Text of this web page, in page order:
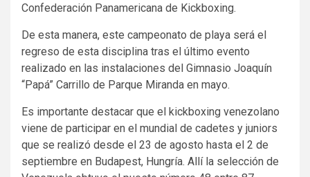
Confederación Panamericana de Kickboxing.
De esta manera, este campeonato de playa será el
regreso de esta disciplina tras el último evento
realizado en las instalaciones del Gimnasio Joaquín
“Papá” Carrillo de Parque Miranda en mayo.
Es importante destacar que el kickboxing venezolano
viene de participar en el mundial de cadetes y juniors
que se realizó desde el 23 de agosto hasta el 2 de
septiembre en Budapest, Hungría. Allí la selección de